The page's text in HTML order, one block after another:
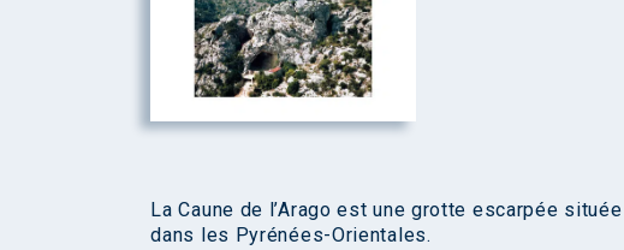
La Caune de l’Arago est une grotte escarpée
dans les Pyrénées-Orientales.